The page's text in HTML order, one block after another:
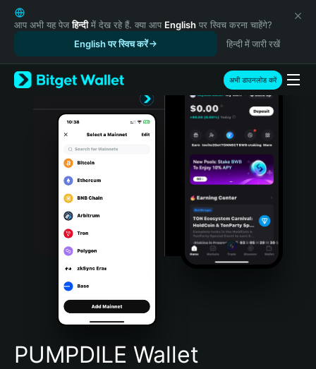
English
日本語
Русский
Español (Latinoamérica)
Türkçe
Português (Portugal)
Bahasa Indonesia
Português (Brasil)
Español (Argentina)
आप अभी यह पेजहिन्दीमें देख रहे हैं. क्या आप English पर स्विच करना चाहेंगे?
English पर स्विच करें
हिन्दी में जारी रखें
अभी डाउनलोड करें
PUMPDILE Wallet